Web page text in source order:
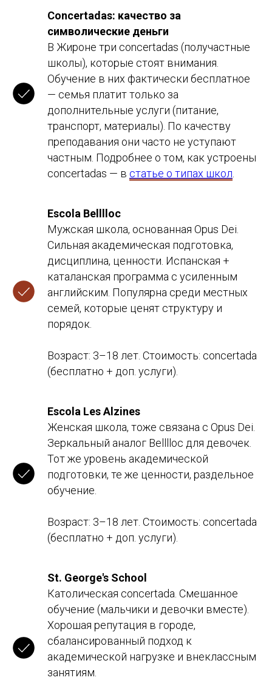
Concertadas: качество за
символические деньги
В Жироне три concertadas (получастные
школы), которые стоят внимания.
Обучение в них фактически бесплатное
— семья платит только за
дополнительные услуги (питание,
транспорт, материалы). По качеству
преподавания они часто не уступают
частным. Подробнее о том, как устроены
concertadas — в статье о типах школ
Escola Belllloc
Мужская школа, основанная Opus Dei.
Сильная академическая подготовка,
дисциплина, ценности. Испанская +
каталанская программа с усиленным
английским. Популярна среди местных
семей, которые ценят структуру и
порядок.
Возраст: 3–18 лет. Стоимость: concertada
(бесплатно + доп. услуги).
Escola Les Alzines
Женская школа, тоже связана с Opus Dei.
Зеркальный аналог Belllloc для девочек.
Тот же уровень академической
подготовки, те же ценности, раздельное
обучение.
Возраст: 3–18 лет. Стоимость: concertada
(бесплатно + доп. услуги).
St. George's School
Католическая concertada. Смешанное
обучение (мальчики и девочки вместе).
Хорошая репутация в городе,
сбалансированный подход к
академической нагрузке и внеклассным
занятиям.